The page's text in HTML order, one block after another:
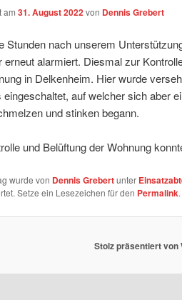
am 31. August 2022von Dennis Grebert
Stunden nach unserem
erneut alarmiert. Diesmal zur
in Delkenheim. Hier wurde
eingeschaltet, auf welcher sich aber
und stinken begann.
und Belüftung der Wohnung
wurde von Dennis Grebertunter
Setze ein Lesezeichen für den Permalink.
Stolz präsentiert von